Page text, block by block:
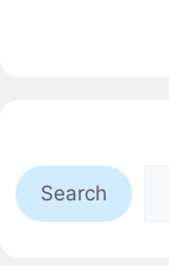
Search